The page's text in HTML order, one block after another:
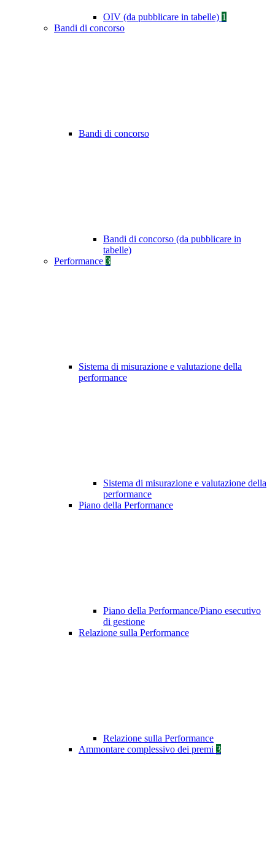
OIV (da pubblicare in tabelle) 1
Bandi di concorso
Bandi di concorso
Bandi di concorso (da pubblicare in
tabelle)
Performance 3
Sistema di misurazione e valutazione della
performance
Sistema di misurazione e valutazione della
performance
Piano della Performance
Piano della Performance/Piano esecutivo
di gestione
Relazione sulla Performance
Relazione sulla Performance
Ammontare complessivo dei premi 3